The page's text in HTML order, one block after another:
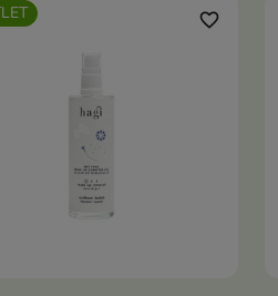
ją gładką, miękką i
favorite_border